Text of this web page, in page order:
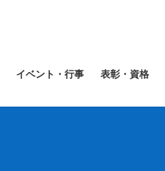
イベント・行事 表彰・資格